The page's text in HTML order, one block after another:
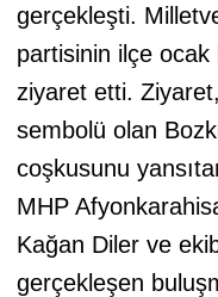
gerçekleşti.
partisinin ilçe ocak
ziyaret etti.
sembolü olan
coşkusunu
MHP
Kağan Diler ve
gerçekleşen